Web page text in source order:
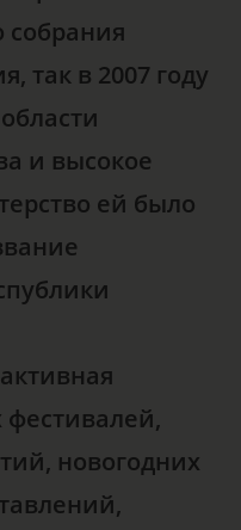
собрания
так в 2007 году
и высокое
ей было
новогодних